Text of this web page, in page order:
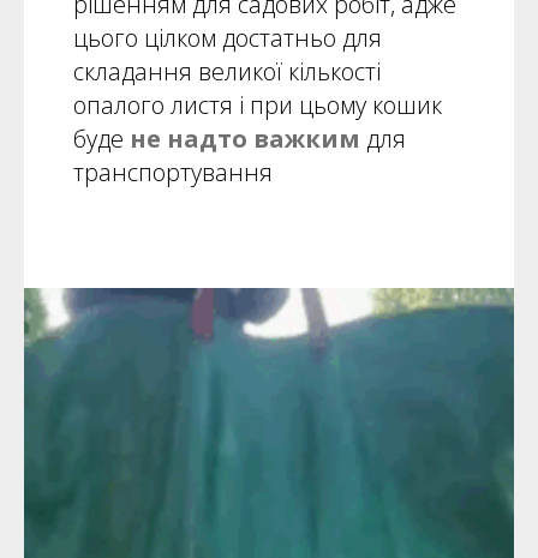
цього цілком достатньо для
складання великої кількості
опалого листя і при цьому кошик
буде не надто важким для
транспортування